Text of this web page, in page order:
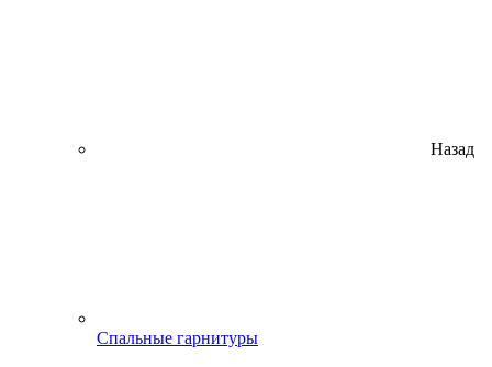
Назад
Спальные гарнитуры